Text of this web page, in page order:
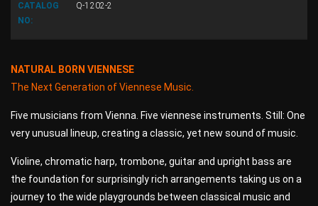
CATALOG
NO:
Q-1202-2
NATURAL BORN VIENNESE
The Next Generation of Viennese Music.
Five musicians from Vienna. Five viennese instruments. Still: One
very unusual lineup, creating a classic, yet new sound of music.
Violine, chromatic harp, trombone, guitar and upright bass are
the foundation for surprisingly rich arrangements taking us on a
journey to the wide playgrounds between classical music and